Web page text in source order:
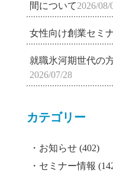
間について2026/08/
女性向け創業セミ
就職氷河期世代の
2026/07/28
カテゴリー
お知らせ (402)
セミナー情報